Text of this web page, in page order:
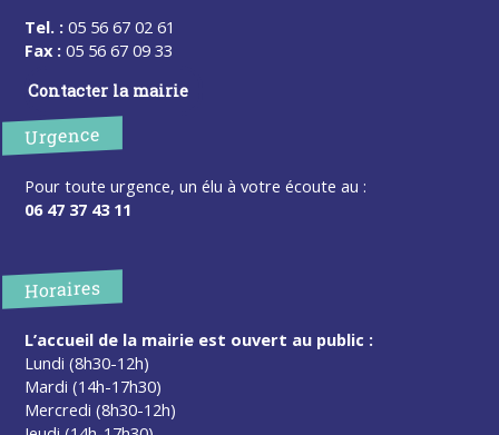
Tel. : 05 56 67 02 61
Fax : 05 56 67 09 33
Contacter la mairie
Urgence
Pour toute urgence, un élu à votre écoute au :
06 47 37 43 11
Horaires
L’accueil de la mairie est ouvert au public :
Lundi (8h30-12h)
Mardi (14h-17h30)
Mercredi (8h30-12h)